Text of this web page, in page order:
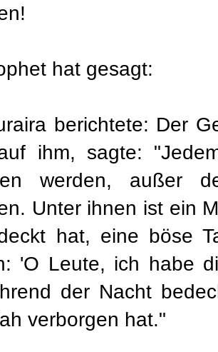
hat gesagt:
berichtete: Der
ihm, sagte:
werden, außer
Unter ihnen ist ein
hat, eine böse
'O Leute, ich habe
der Nacht
verborgen hat."